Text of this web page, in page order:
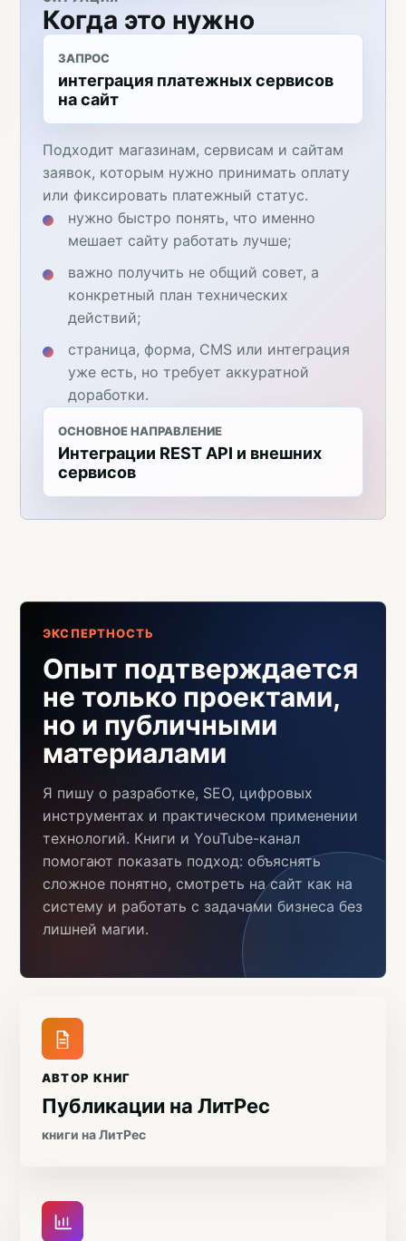
Когда это нужно
ЗАПРОС
интеграция платежных сервисов
на сайт
Подходит магазинам, сервисам и сайтам
заявок, которым нужно принимать оплату
или фиксировать платежный статус.
нужно быстро понять, что именно
мешает сайту работать лучше;
важно получить не общий совет, а
конкретный план технических
действий;
страница, форма, CMS или интеграция
уже есть, но требует аккуратной
доработки.
ОСНОВНОЕ НАПРАВЛЕНИЕ
Интеграции REST API и внешних
сервисов
ЭКСПЕРТНОСТЬ
Опыт подтверждается
не только проектами,
но и публичными
материалами
Я пишу о разработке, SEO, цифровых
инструментах и практическом применении
технологий. Книги и YouTube-канал
помогают показать подход: объяснять
сложное понятно, смотреть на сайт как на
систему и работать с задачами бизнеса без
лишней магии.
АВТОР КНИГ
Публикации на ЛитРес
книги на ЛитРес